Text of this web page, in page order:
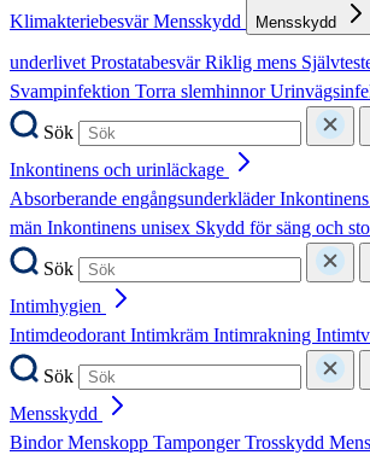
KlimakteriebesvärMensskydd Mensskydd
underlivetProstatabesvärRiklig mens
Svampinfektion Torra slemhinnor
Sök
Inkontinens och urinläckage
Absorberande engångsunderkläder
män Inkontinens unisex Skydd för säng och
Sök
Intimhygien
IntimdeodorantIntimkräm Intimrakning
Sök
Mensskydd
BindorMenskopp TampongerTrosskydd